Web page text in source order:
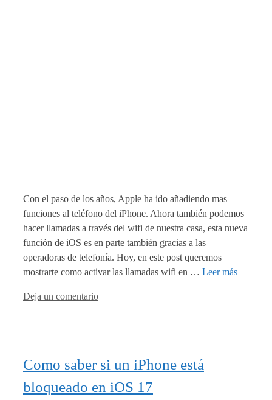
Con el paso de los años, Apple ha ido añadiendo mas
funciones al teléfono del iPhone. Ahora también podemos
hacer llamadas a través del wifi de nuestra casa, esta nueva
función de iOS es en parte también gracias a las
operadoras de telefonía. Hoy, en este post queremos
mostrarte como activar las llamadas wifi en … Leer más
Deja un comentario
Como saber si un iPhone está
bloqueado en iOS 17